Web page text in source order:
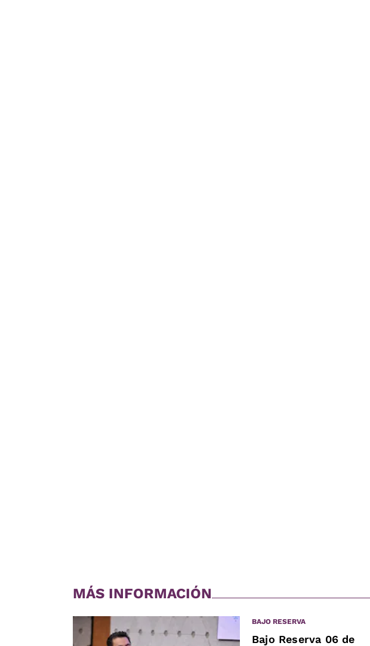
MÁS INFORMACIÓN
BAJO RESERVA
Bajo Reserva 06 de